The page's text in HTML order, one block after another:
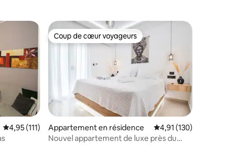
: 4,93 sur 5
Évaluation moyenne sur la base de 111 commentaires : 4,95 sur 5
4,95 (111)
Coup de cœur voyageurs
Coup de cœur voyageurs
Appartement en résidence Évaluation moyenne
4,91 (130)
Nouvel appartement de luxe près du